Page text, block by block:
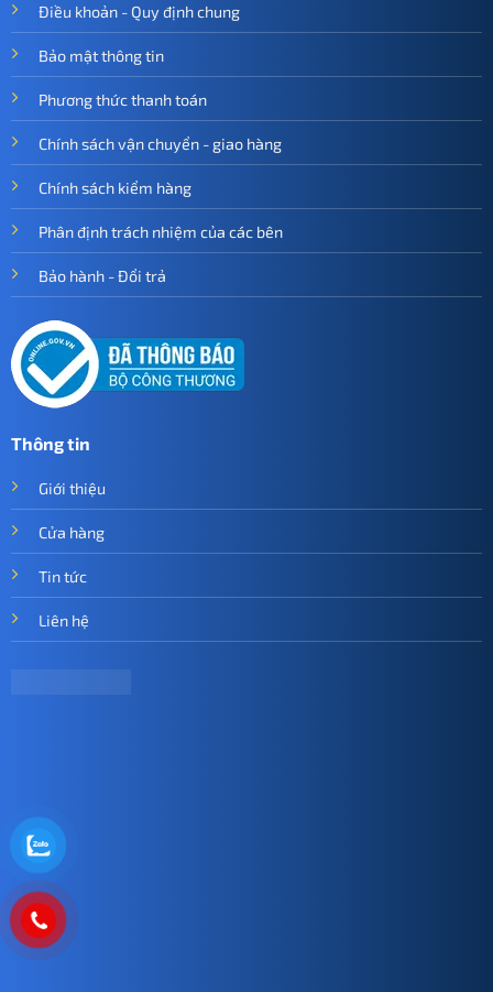
Điều khoản - Quy định chung
Bảo mật thông tin
Phương thức thanh toán
Chính sách vận chuyển - giao hàng
Chính sách kiểm hàng
Phân định trách nhiệm của các bên
Bảo hành - Đổi trả
Thông tin
Giới thiệu
Cửa hàng
Tin tức
Liên hệ